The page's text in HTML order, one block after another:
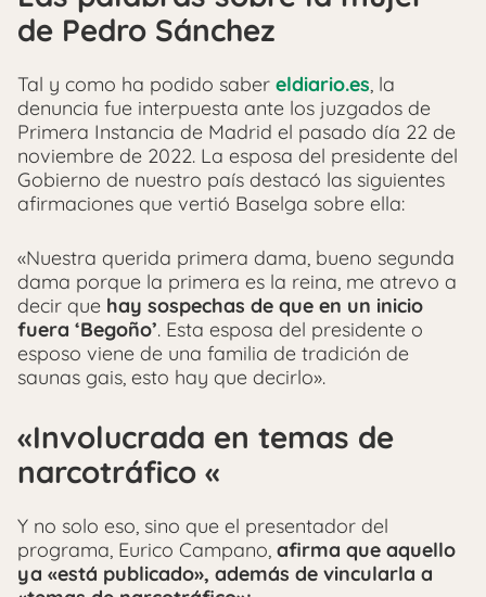
de Pedro Sánchez
Tal y como ha podido saber eldiario.es, la
denuncia fue interpuesta ante los juzgados de
Primera Instancia de Madrid el pasado día 22 de
noviembre de 2022. La esposa del presidente del
Gobierno de nuestro país destacó las siguientes
afirmaciones que vertió Baselga sobre ella:
«Nuestra querida primera dama, bueno segunda
dama porque la primera es la reina, me atrevo a
decir que hay sospechas de que en un inicio
fuera ‘Begoño’. Esta esposa del presidente o
esposo viene de una familia de tradición de
saunas gais, esto hay que decirlo».
«Involucrada en temas de
narcotráfico «
Y no solo eso, sino que el presentador del
programa, Eurico Campano, afirma que aquello
ya «está publicado», además de vincularla a